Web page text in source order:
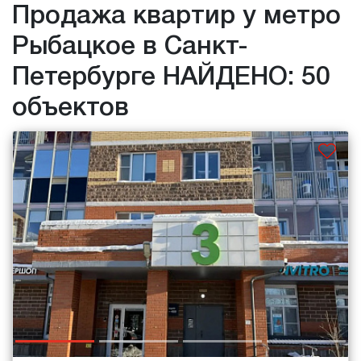
Продажа квартир у метро
Рыбацкое в Санкт-
Петербурге НАЙДЕНО: 50
объектов